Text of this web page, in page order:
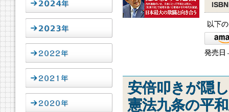
ISBN
以下
発売日
安倍叩きが隠
憲法九条の平